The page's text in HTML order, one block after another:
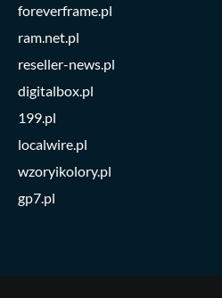
foreverframe.pl
ram.net.pl
reseller-news.pl
digitalbox.pl
199.pl
localwire.pl
wzoryikolory.pl
gp7.pl